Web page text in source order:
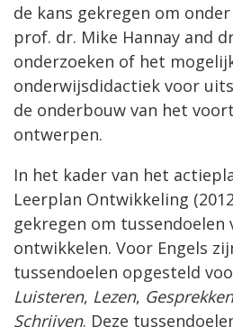
de kans gekregen om
prof. dr. Mike Hannay and
onderzoeken of het
onderwijsdidactiek voor
de onderbouw van het
ontwerpen.
In het kader van het
Leerplan Ontwikkeling
gekregen om tussendoelen
ontwikkelen. Voor Engels
tussendoelen opgesteld
Luisteren, Lezen,
Schrijven. Deze